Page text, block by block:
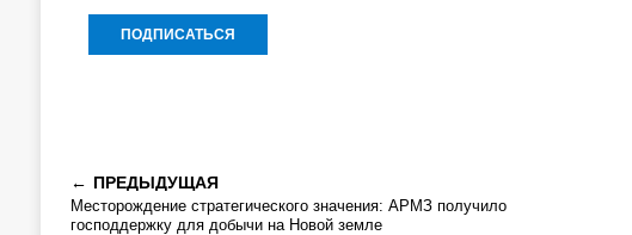
ПРЕДЫДУЩАЯ
Месторождение стратегического значения: АРМЗ получило
господдержку для добычи на Новой земле